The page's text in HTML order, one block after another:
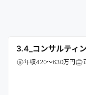
3.4_コンサルティ
年収420～630万円